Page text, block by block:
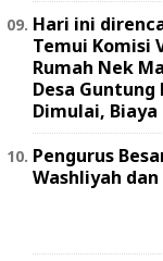
Hari ini
Temui Komisi
Rumah Nek
Desa Guntung
Dimulai,
Pengurus
Washliyah dan